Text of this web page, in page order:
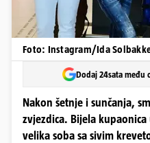
Foto: Instagram/Ida
Dodaj 24sata među
Nakon šetnje i sunčanja,
zvjezdica. Bijela
velika soba sa sivim